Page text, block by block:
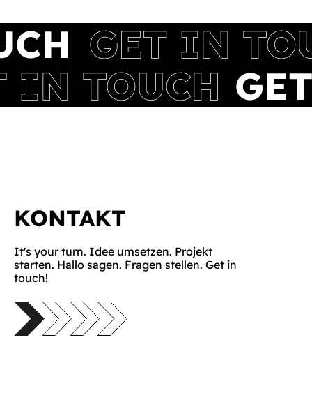
KONTAKT
It's your turn. Idee umsetzen. Projekt
starten. Hallo sagen. Fragen stellen. Get in
touch!